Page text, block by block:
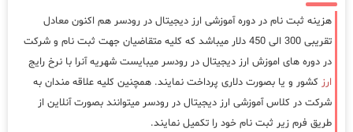
هزینه ثبت نام در دوره آموزشی ارز دیجیتال در رودسر هم اکنون معادل
تقریبی 300 الی 450 دلار میباشد که کلیه متقاضیان جهت ثبت نام و شرکت
در دوره های اموزش ارز دیجیتال در رودسر میبایست شهریه آنرا با نرخ رایج
ارز کشور و یا بصورت دلاری پرداخت نمایند. همچنین کلیه علاقه مندان به
شرکت در کلاس آموزشی ارز دیجیتال در رودسر میتوانند بصورت آنلاین از
طریق فرم زیر ثبت نام خود را تکمیل نمایند.